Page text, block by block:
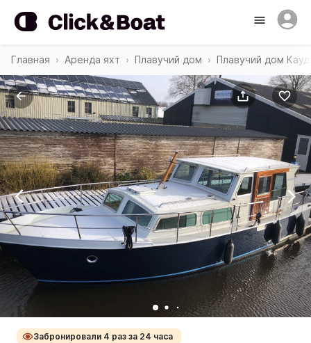
Главная Аренда яхт Плавучий дом Плавучий дом
Забронировали 4 раз за 24 часа